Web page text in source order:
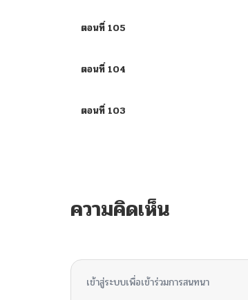
ตอนที่ 105
ตอนที่ 104
ตอนที่ 103
ตอนที่ 99
ความคิดเห็น
เข้าสู่ระบบเพื่อเข้าร่วมการสนทนา